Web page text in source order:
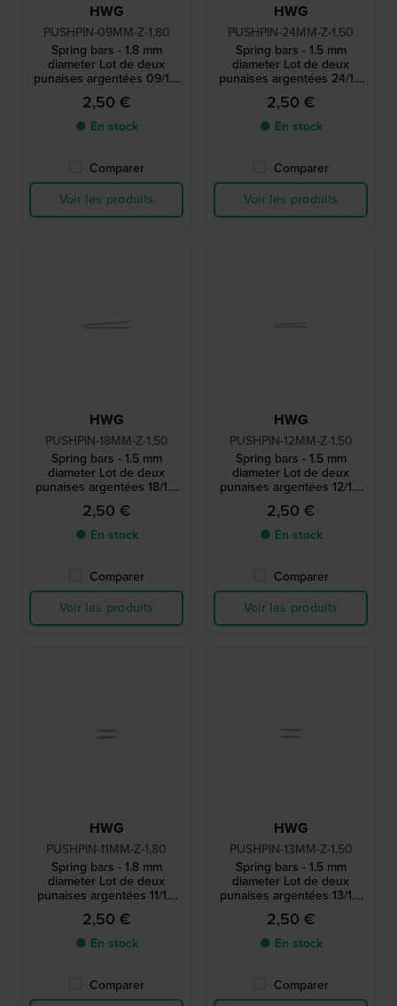
HWG
PUSHPIN-09MM-Z-1,80
Spring bars - 1.8 mm
diameter Lot de deux
punaises argentées 09/1.8
mm
2,50 €
● En stock
Comparer
Voir les produits
HWG
PUSHPIN-24MM-Z-1,50
Spring bars - 1.5 mm
diameter Lot de deux
punaises argentées 24/1.5
mm
2,50 €
● En stock
Comparer
Voir les produits
HWG
PUSHPIN-18MM-Z-1,50
Spring bars - 1.5 mm
diameter Lot de deux
punaises argentées 18/1.5
mm
2,50 €
● En stock
Comparer
Voir les produits
HWG
PUSHPIN-12MM-Z-1,50
Spring bars - 1.5 mm
diameter Lot de deux
punaises argentées 12/1.5
mm
2,50 €
● En stock
Comparer
Voir les produits
HWG
PUSHPIN-11MM-Z-1,80
Spring bars - 1.8 mm
diameter Lot de deux
punaises argentées 11/1.8
mm
2,50 €
● En stock
Comparer
HWG
PUSHPIN-13MM-Z-1,50
Spring bars - 1.5 mm
diameter Lot de deux
punaises argentées 13/1.5
mm
2,50 €
● En stock
Comparer